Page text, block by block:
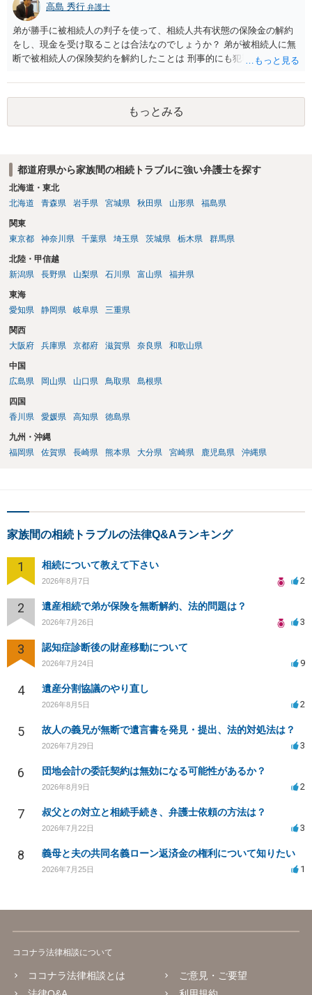
高島 秀行 弁護士
弟が勝手に被相続人の判子を使って、相続人共有状態の保険金の解約
をし、現金を受け取ることは合法なのでしょうか？ 弟が被相続人に無
断で被相続人の保険契約を解約したことは 刑事的にも犯罪となる可能
された書類のコピーを取得して、弁護士に面談で詳しい事情を話して
相談 されたら良いと思います。
もっとみる
都道府県から家族間の相続トラブルに強い弁護士を探す
北海道・東北
北海道
青森県 岩手県 宮城県 秋田県 山形県 福島県
関東
東京都
神奈川県 千葉県 埼玉県 茨城県 栃木県 群馬県
北陸・甲信越
新潟県
長野県 山梨県 石川県 富山県 福井県
東海
愛知県
静岡県 岐阜県 三重県
関西
大阪府
兵庫県 京都府 滋賀県 奈良県 和歌山県
中国
広島県
岡山県 山口県 鳥取県 島根県
四国
香川県
愛媛県 高知県 徳島県
九州・沖縄
福岡県
佐賀県 長崎県 熊本県 大分県 宮崎県 鹿児島県 沖縄県
家族間の相続トラブルの法律Q&Aランキング
1 相続について教えて下さい
2026年8月7日 2
2 遺産相続で弟が保険を無断解約、法的問題は？
2026年7月26日 3
3 認知症診断後の財産移動について
2026年7月24日 9
4 遺産分割協議のやり直し
2026年8月5日 2
5 故人の義兄が無断で遺言書を発見・提出、法的対処法は？
2026年7月29日 3
6 団地会計の委託契約は無効になる可能性があるか？
2026年8月9日 2
7 叔父との対立と相続手続き、弁護士依頼の方法は？
2026年7月22日 3
8 義母と夫の共同名義ローン返済金の権利について知りたい
2026年7月25日 1
ココナラ法律相談について
ココナラ法律相談とは
ご意見・ご要望